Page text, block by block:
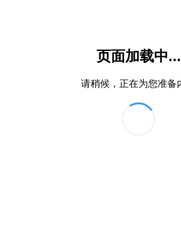
页面加载中...
请稍候，正在为您准备